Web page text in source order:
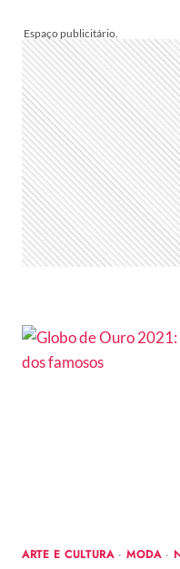
E
CONFORTO
SÃO
TENDÊNCIAS
ARTE E CULTURA·MODA·